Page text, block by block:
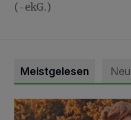
(-ekG.)
Meistgelesen
Mit Herzblut die